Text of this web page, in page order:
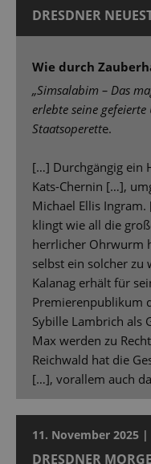
DRESDNER
Wie durch
„Simsalabim – Das
erlebte seine
Staatsoperette.
[…] Durchgängig ein
Kats-Chernin […],
Michael Ellis
klingt wie all die
herrlicher Ohrwurm
selbst ein solcher zu
Kalanag erhält für
Premierenpublikum
Sybille Lambrich als
Max werden zu
Reichwald hat die
[…], vorallem auch
11. November 2025
DRESDNER